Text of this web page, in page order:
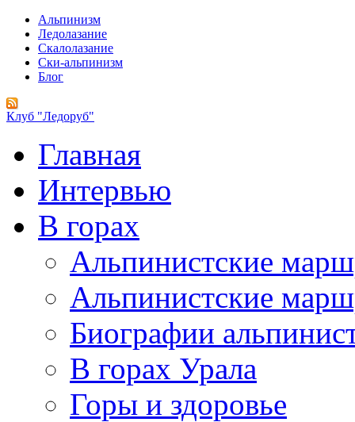
Альпинизм
Ледолазание
Скалолазание
Ски-альпинизм
Блог
Клуб "Ледоруб"
Главная
Интервью
В горах
Альпинистские
Альпинистские
Биографии
В горах Урала
Горы и здоровье